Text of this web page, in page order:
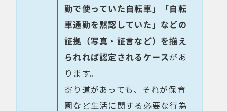
勤で使っていた自転車」「自転
車通勤を黙認していた」などの
証拠（写真・証言など）を揃え
られれば認定されるケースがあ
ります。
寄り道があっても、それが保育
園など生活に関する必要な行為